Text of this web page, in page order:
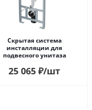
Скрытая система
инсталляции для
подвесного унитаза
25 065 ₽/шт